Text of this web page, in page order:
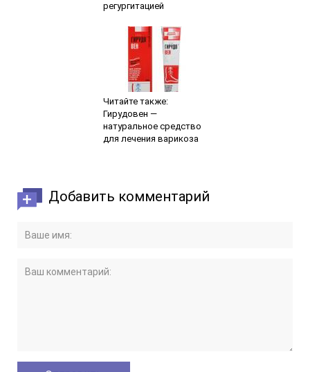
регургитацией
Читайте также:
Гирудовен —
натуральное средство
для лечения варикоза
Добавить комментарий